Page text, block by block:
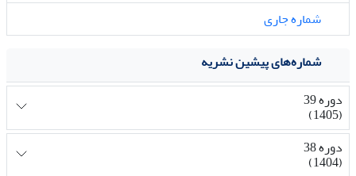
شماره جاری
شماره‌های پیشین نشریه
دوره 39
(1405)
دوره 38
(1404)